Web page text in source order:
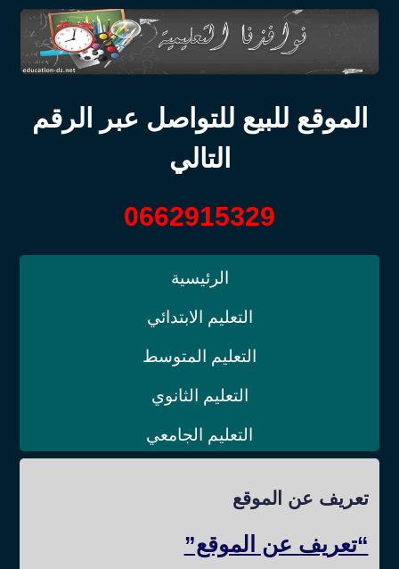
الموقع للبيع للتواصل عبر الرقم
التالي
0662915329
الرئيسية
التعليم الابتدائي
التعليم المتوسط
التعليم الثانوي
التعليم الجامعي
تعريف عن الموقع
“تعريف عن الموقع”